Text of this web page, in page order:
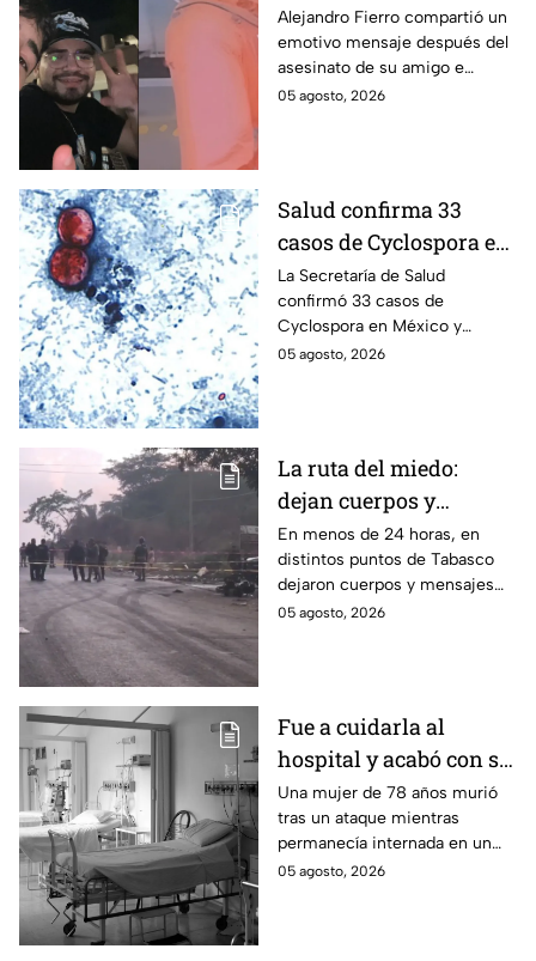
Así reaccionó
Alejandro Fierro al
asesinato del
influencer César
Alejandro Fierro compartió un
emotivo mensaje después del
asesinato de su amigo e
influencer César Gastélum;
05 agosto, 2026
Salud confirma 33
casos de Cyclospora en
México: ¿en qué estado
se reportan los brotes
de diarrea explosiva?
La Secretaría de Salud
confirmó 33 casos de
Cyclospora en México y
mantiene investigaciones en
05 agosto, 2026
La ruta del miedo:
dejan cuerpos y
mensajes criminales
en carreteras de
Tabasco en un solo día
En menos de 24 horas, en
distintos puntos de Tabasco
dejaron cuerpos y mensajes
criminales en varias carreteras
05 agosto, 2026
Fue a cuidarla al
hospital y acabó con su
vida: Hombre habría
asfixiado a su suegra
mientras estaba
internada en Veracruz
Una mujer de 78 años murió
tras un ataque mientras
permanecía internada en un
hospital de Veracruz;
05 agosto, 2026